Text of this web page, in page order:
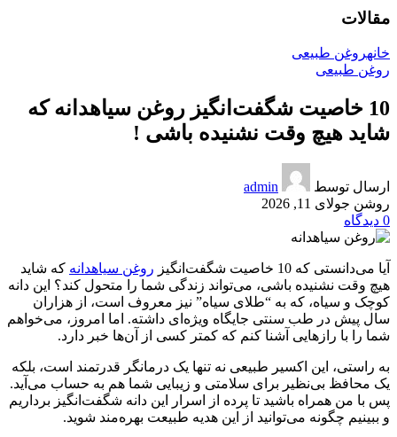
مقالات
خانهروغن طبیعی
روغن طبیعی
10 خاصیت شگفت‌انگیز روغن سیاهدانه که
شاید هیچ وقت نشنیده باشی !
ارسال توسط
admin
روشن جولای 11, 2026
0 دیدگاه
آیا می‌دانستی که 10 خاصیت شگفت‌انگیز روغن سیاهدانه که شاید
هیچ وقت نشنیده باشی، می‌تواند زندگی شما را متحول کند؟ این دانه
کوچک و سیاه، که به “طلای سیاه” نیز معروف است، از هزاران
سال پیش در طب سنتی جایگاه ویژه‌ای داشته. اما امروز، می‌خواهم
شما را با رازهایی آشنا کنم که کمتر کسی از آن‌ها خبر دارد.
به راستی، این اکسیر طبیعی نه تنها یک درمانگر قدرتمند است، بلکه
یک محافظ بی‌نظیر برای سلامتی و زیبایی شما هم به حساب می‌آید.
پس با من همراه باشید تا پرده از اسرار این دانه شگفت‌انگیز برداریم
و ببینیم چگونه می‌توانید از این هدیه طبیعت بهره‌مند شوید.